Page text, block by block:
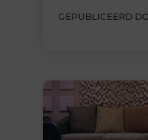
GEPUBLICEERD